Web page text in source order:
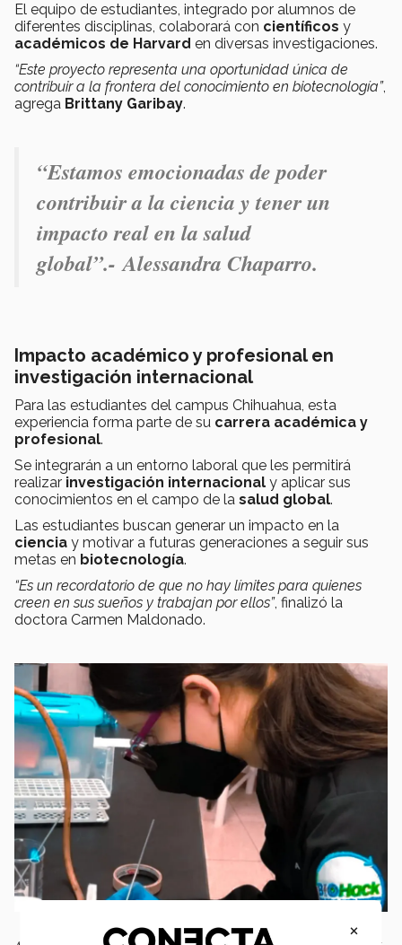
El equipo de estudiantes, integrado por alumnos de
diferentes disciplinas, colaborará con científicos y
académicos de Harvard en diversas investigaciones.
“Este proyecto representa una oportunidad única de
contribuir a la frontera del conocimiento en biotecnología”,
agrega Brittany Garibay.
“Estamos emocionadas de poder
contribuir a la ciencia y tener un
impacto real en la salud
global”.- Alessandra Chaparro.
Impacto académico y profesional en
investigación internacional
Para las estudiantes del campus Chihuahua, esta
experiencia forma parte de su carrera académica y
profesional.
Se integrarán a un entorno laboral que les permitirá
realizar investigación internacional y aplicar sus
conocimientos en el campo de la salud global.
Las estudiantes buscan generar un impacto en la
ciencia y motivar a futuras generaciones a seguir sus
metas en biotecnología.
“Es un recordatorio de que no hay límites para quienes
creen en sus sueños y trabajan por ellos”, finalizó la
doctora Carmen Maldonado.
×